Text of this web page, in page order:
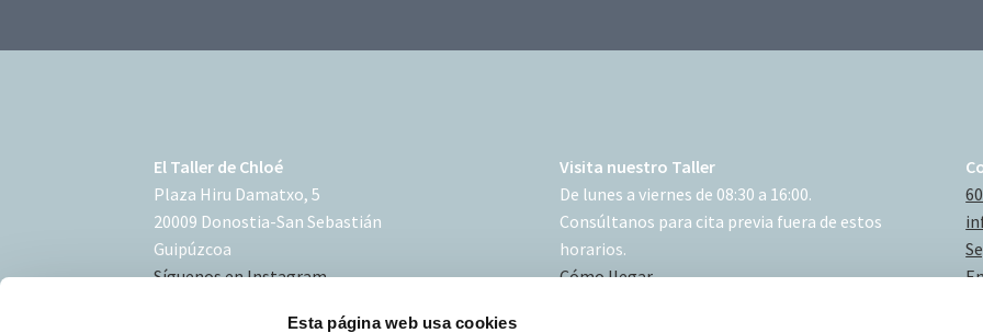
Esta página web usa cookies
El Taller de Chloé
Plaza Hiru Damatxo, 5
20009 Donostia-San Sebastián
Guipúzcoa
Síguenos en Instagram
Visita nuestro Taller
De lunes a viernes de 08:30 a 16:00.
Consúltanos para cita previa fuera de estos
horarios.
Cómo llegar